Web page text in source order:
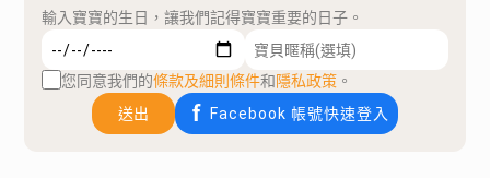
輸入寶寶的生日，讓我們記得寶寶重要的日子。
您同意我們的條款及細則條件和隱私政策 。
送出
Facebook 帳號快速登入